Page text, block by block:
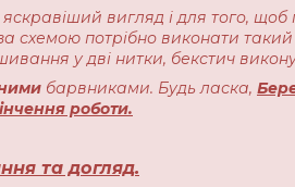
вигляд і для того, щоб
схемою потрібно виконати
у дві нитки, бекстич
барвниками. Будь ласка,
роботи.
та догляд.